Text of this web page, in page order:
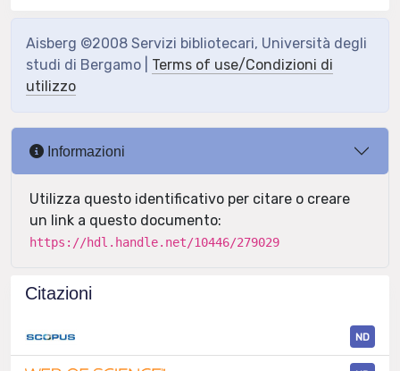
Aisberg ©2008 Servizi bibliotecari, Università degli
studi di Bergamo | Terms of use/Condizioni di
utilizzo
Informazioni
Utilizza questo identificativo per citare o creare
un link a questo documento:
https://hdl.handle.net/10446/279029
Citazioni
ND